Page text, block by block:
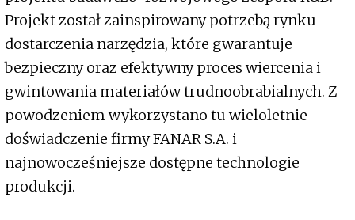
Projekt został zainspirowany potrzebą rynku
dostarczenia narzędzia, które gwarantuje
bezpieczny oraz efektywny proces wiercenia i
gwintowania materiałów trudnoobrabialnych. Z
powodzeniem wykorzystano tu wieloletnie
doświadczenie firmy FANAR S.A. i
najnowocześniejsze dostępne technologie
produkcji.